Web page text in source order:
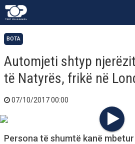
BOTA
Automjeti shtyp
të Natyrës, frikë në
07/10/2017 00:00
Persona të shumtë kanë